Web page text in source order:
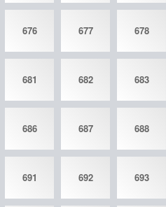
676 677 678
681 682 683
686 687 688
691 692 693